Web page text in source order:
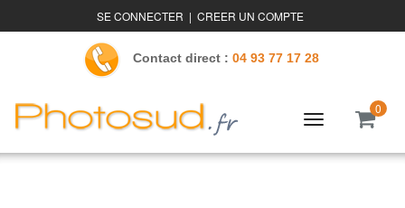
SE CONNECTER | CREER UN COMPTE
Contact direct : 04 93 77 17 28
Toggle
navigation
0